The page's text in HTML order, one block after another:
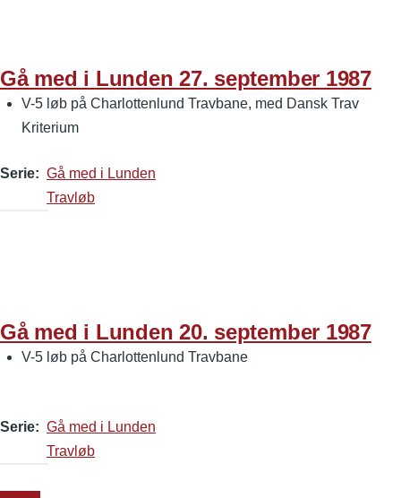
Gå med i Lunden 27. september 1987
V-5 løb på Charlottenlund Travbane, med Dansk Trav
Kriterium
Serie
Gå med i Lunden
Travløb
Gå med i Lunden 20. september 1987
V-5 løb på Charlottenlund Travbane
Serie
Gå med i Lunden
Travløb